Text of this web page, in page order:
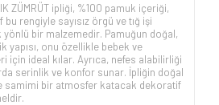
ZÜMRÜT ipliği, %100 pamuk içeriği,
bu rengiyle sayısız örgü ve tığ işi
bir malzemedir. Pamuğun doğal,
yapısı, onu özellikle bebek ve
için ideal kılar. Ayrıca, nefes alabilirliği
serinlik ve konfor sunar. İpliğin doğal
samimi bir atmosfer katacak dekoratif